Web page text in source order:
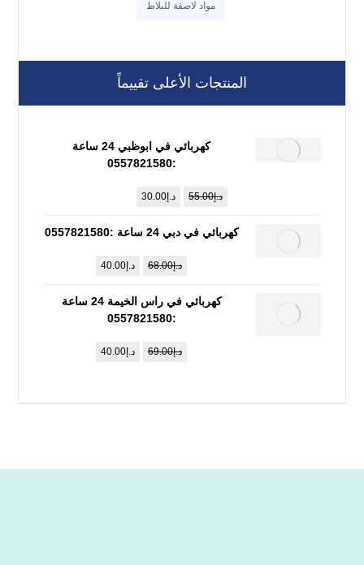
مواد لاصقة للبلاط
المنتجات الأعلى تقييماً
كهربائي في ابوظبي 24 ساعة
:0557821580
د.إ55.00 د.إ30.00
كهربائي في دبي 24 ساعة :0557821580
د.إ68.00 د.إ40.00
كهربائي في راس الخيمة 24 ساعة
:0557821580
د.إ69.00 د.إ40.00